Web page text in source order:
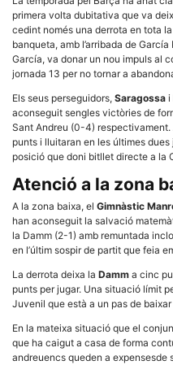
primera volta dubitativa que va
cedint només una derrota en tota
banqueta, amb l’arribada de
García, va donar un nou impuls al
jornada 13 per no tornar a
Els seus perseguidors, Saragossa i
aconseguit sengles victòries de
Sant Andreu (0-4)
punts i lluitaran en les últimes
posició que doni bitllet directe a la
Atenció a la zona
A la zona baixa, el Gimnàstic
han aconseguit la salvació
la Damm (2-1) amb remuntada
en l’últim sospir de partit que feia
La derrota deixa la Damm a cinc
punts per jugar. Una situació límit
Juvenil que està a un pas de
En la mateixa situació que el
que ha caigut a casa de forma
andreuencs queden a expensesde